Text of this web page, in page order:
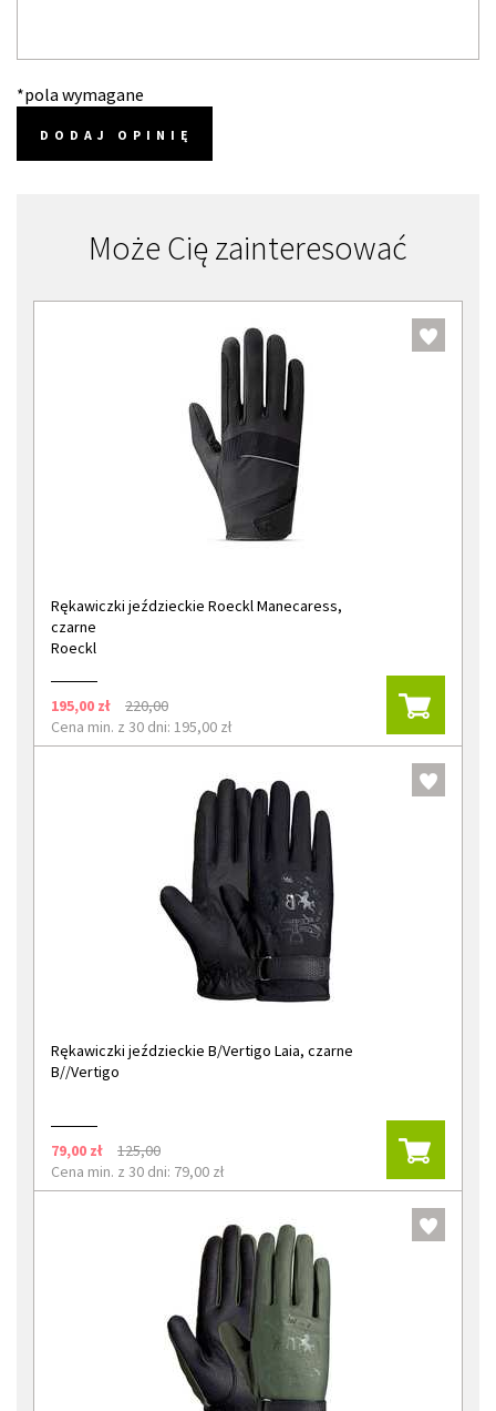
*pola wymagane
DODAJ OPINIĘ
Może Cię zainteresować
Rękawiczki jeździeckie Roeckl Manecaress,
czarne
Roeckl
195,00 zł
220,00
Cena min. z 30 dni: 195,00 zł
Rękawiczki jeździeckie B/Vertigo Laia, czarne
B//Vertigo
79,00 zł
125,00
Cena min. z 30 dni: 79,00 zł